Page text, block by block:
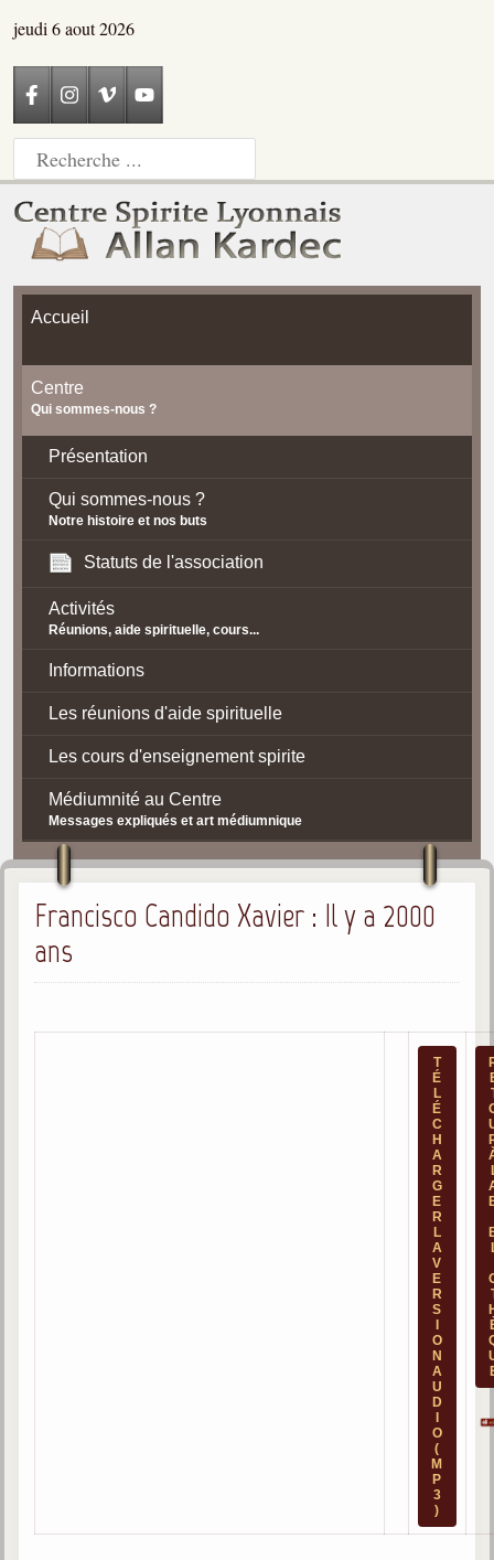
jeudi 6 aout 2026
Accueil
Centre
Qui sommes-nous ?
Présentation
Qui sommes-nous ?
Notre histoire et nos buts
Statuts de l'association
Activités
Réunions, aide spirituelle, cours...
Informations
Les réunions d'aide spirituelle
Les cours d'enseignement spirite
Médiumnité au Centre
Messages expliqués et art médiumnique
Contact / Accès
Plan d'accès
Spiritisme
1857-1926
Francisco Candido Xavier : Il y a 2000
ans
T
É
L
É
C
H
A
R
G
E
R
L
A
V
E
R
S
O
N
A
U
D
O
(
M
P
3
)